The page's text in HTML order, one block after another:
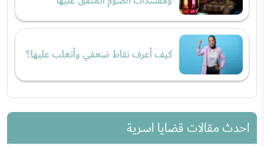
كيف أعرف نقاط ضعفي وأتغلب عليها؟
احدث مقالات قضايا اسرية